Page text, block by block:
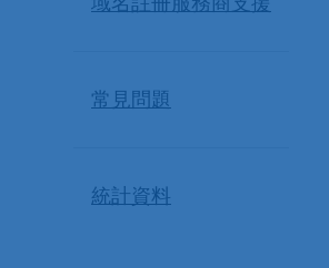
常見問題
統計資料